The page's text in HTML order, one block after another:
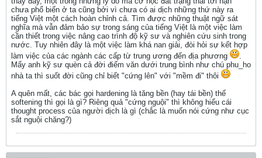
chưa phổ biến ở ta cũng bởi vì chưa có ai dịch những thứ này ra
tiếng Việt một cách hoàn chỉnh cả. Tìm được những thuật ngữ sát
nghĩa mà vẫn đảm bảo sự trong sáng của tiếng Việt là một việc làm
cần thiết trong việc nâng cao trình độ kỹ sư và nghiên cứu sinh trong
nước. Tuy nhiên đây là một việc làm khá nan giải, đòi hỏi sự kết hợp
làm việc của các ngành các cấp từ trung ương đến địa phương
.
Mấy anh kỹ sư quèn cả đời điểm văn dưới trung bình như chú phu_ho
nhà ta thì suốt đời cũng chỉ biết "cứng lên" với "mềm đi" thôi
A quên mất, các bác gọi hardening là tăng bền (hay tái bền) thế
softening thì gọi là gì? Riêng quả "cứng nguội" thì không hiểu cái
thought process của người dịch là gì (chắc là muốn nói cứng như cục
sắt nguội chăng?)